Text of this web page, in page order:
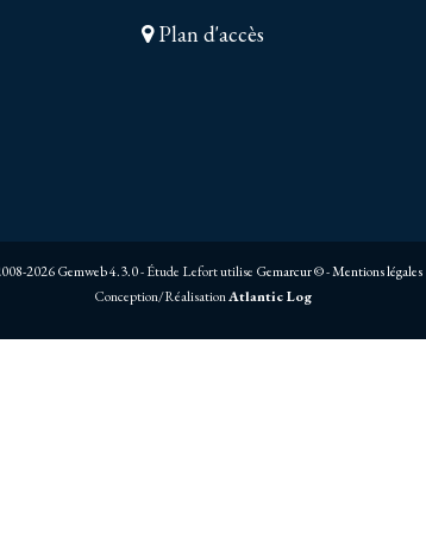
Plan d'accès
2026 Gemweb 4.3.0- Étude Lefort utilise Gemarcur ©-Mentions légales
Conception/RéalisationAtlantic Log